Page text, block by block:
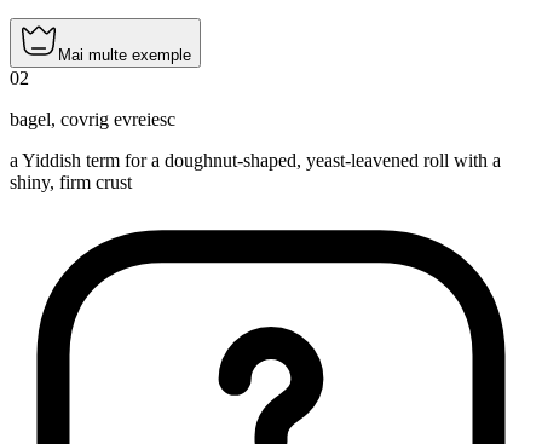
Mai multe exemple
02
bagel, covrig evreiesc
a Yiddish term for a doughnut-shaped, yeast-leavened roll with a
shiny, firm crust